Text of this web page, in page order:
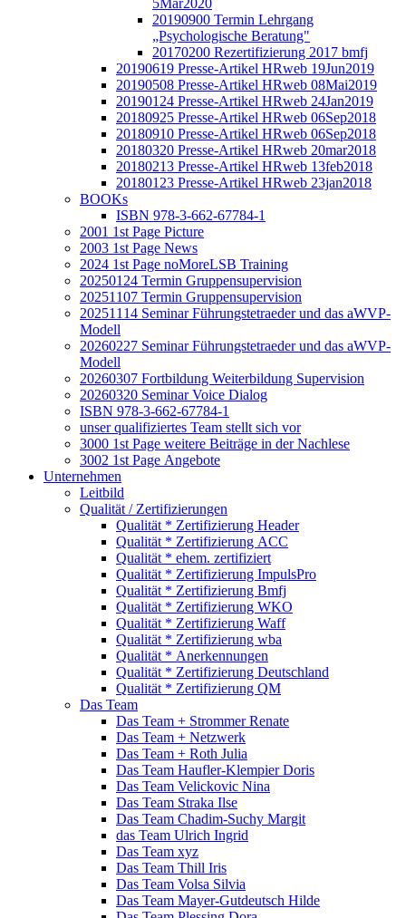
20190900 Termin Lehrgang
„Psychologische Beratung"
20170200 Rezertifizierung 2017 bmfj
20190619 Presse-Artikel HRweb 19Jun2019
20190508 Presse-Artikel HRweb 08Mai2019
20190124 Presse-Artikel HRweb 24Jan2019
20180925 Presse-Artikel HRweb 06Sep2018
20180910 Presse-Artikel HRweb 06Sep2018
20180320 Presse-Artikel HRweb 20mar2018
20180213 Presse-Artikel HRweb 13feb2018
20180123 Presse-Artikel HRweb 23jan2018
BOOKs
ISBN 978-3-662-67784-1
2001 1st Page Picture
2003 1st Page News
2024 1st Page noMoreLSB Training
20250124 Termin Gruppensupervision
20251107 Termin Gruppensupervision
20251114 Seminar Führungstetraeder und das aWVP-
Modell
20260227 Seminar Führungstetraeder und das aWVP-
Modell
20260307 Fortbildung Weiterbildung Supervision
20260320 Seminar Voice Dialog
ISBN 978-3-662-67784-1
unser qualifiziertes Team stellt sich vor
3000 1st Page weitere Beiträge in der Nachlese
3002 1st Page Angebote
Unternehmen
Leitbild
Qualität / Zertifizierungen
Qualität * Zertifizierung Header
Qualität * Zertifizierung ACC
Qualität * ehem. zertifiziert
Qualität * Zertifizierung ImpulsPro
Qualität * Zertifizierung Bmfj
Qualität * Zertifizierung WKO
Qualität * Zertifizierung Waff
Qualität * Zertifizierung wba
Qualität * Anerkennungen
Qualität * Zertifizierung Deutschland
Qualität * Zertifizierung QM
Das Team
Das Team + Strommer Renate
Das Team + Netzwerk
Das Team + Roth Julia
Das Team Haufler-Klempier Doris
Das Team Velickovic Nina
Das Team Straka Ilse
Das Team Chadim-Suchy Margit
das Team Ulrich Ingrid
Das Team xyz
Das Team Thill Iris
Das Team Volsa Silvia
Das Team Mayer-Gutdeutsch Hilde